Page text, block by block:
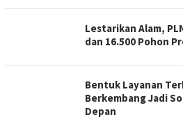
Lestarikan Alam,
dan 16.500 Pohon
Bentuk Layanan
Berkembang Jadi
Depan